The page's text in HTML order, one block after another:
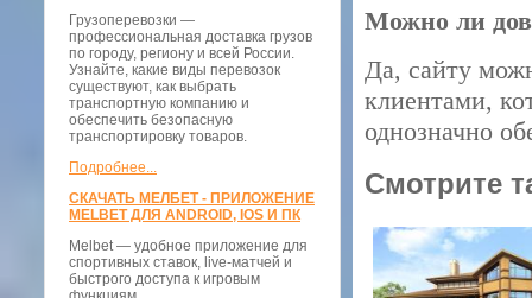
Грузоперевозки —
профессиональная доставка грузов
по городу, региону и всей России.
Узнайте, какие виды перевозок
существуют, как выбрать
транспортную компанию и
обеспечить безопасную
транспортировку товаров.
Подробнее...
СКАЧАТЬ МЕЛБЕТ - ПРИЛОЖЕНИЕ
MELBET ДЛЯ ANDROID, IOS И ПК
Melbet — удобное приложение для
спортивных ставок, live-матчей и
быстрого доступа к игровым
Можно ли
Да, сайту
клиентами,
однозначно
Смотрите